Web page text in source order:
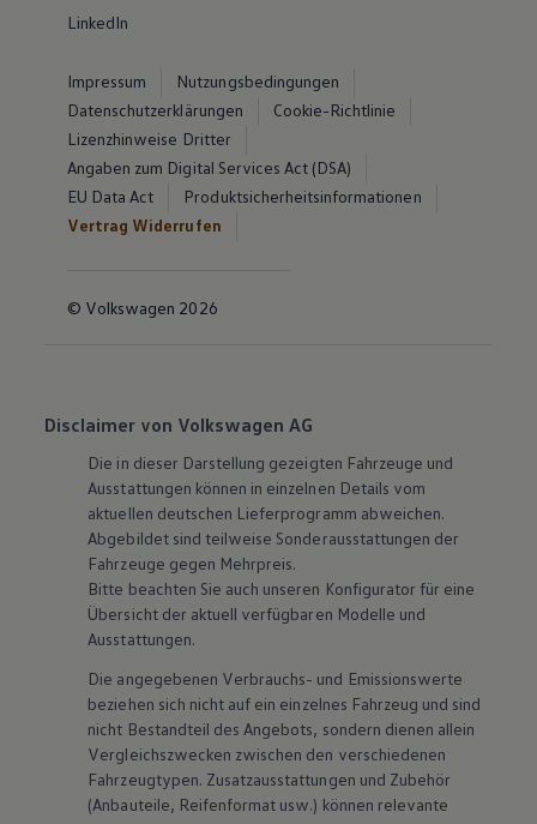
LinkedIn
Impressum
Nutzungsbedingungen
Datenschutzerklärungen
Cookie-Richtlinie
Lizenzhinweise Dritter
Angaben zum Digital Services Act (DSA)
EU Data Act
Produktsicherheitsinformationen
Vertrag Widerrufen
© Volkswagen 2026
Disclaimer von Volkswagen AG
Die in dieser Darstellung gezeigten Fahrzeuge und
Ausstattungen können in einzelnen Details vom
aktuellen deutschen Lieferprogramm abweichen.
Abgebildet sind teilweise Sonderausstattungen der
Fahrzeuge gegen Mehrpreis.
Bitte beachten Sie auch unseren Konfigurator für eine
Übersicht der aktuell verfügbaren Modelle und
Ausstattungen.
Die angegebenen Verbrauchs- und Emissionswerte
beziehen sich nicht auf ein einzelnes Fahrzeug und sind
nicht Bestandteil des Angebots, sondern dienen allein
Vergleichszwecken zwischen den verschiedenen
Fahrzeugtypen. Zusatzausstattungen und Zubehör
(Anbauteile, Reifenformat usw.) können relevante